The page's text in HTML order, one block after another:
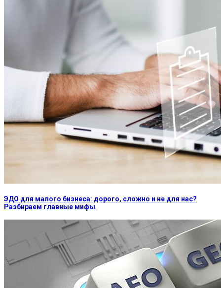
ЭДО для малого бизнеса: дорого, сложно и не для нас?
Разбираем главные мифы